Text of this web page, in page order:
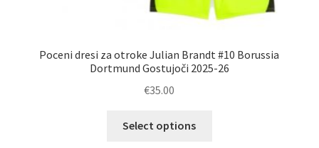
Poceni dresi za otroke Julian Brandt #10 Borussia
Dortmund Gostujoči 2025-26
€35.00
Select options